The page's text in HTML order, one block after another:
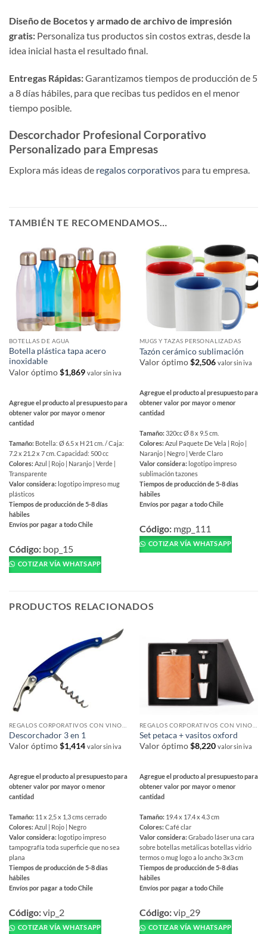
Diseño de Bocetos y armado de archivo de impresión
gratis: Personaliza tus productos sin costos extras, desde la
idea inicial hasta el resultado final.
Entregas Rápidas:Garantizamos tiempos de producción de 5
a 8 días hábiles, para que recibas tus pedidos en el menor
tiempo posible.
Descorchador Profesional Corporativo
Personalizado para Empresas
Explora más ideas de regalos corporativos para tu empresa.
TAMBIÉN TE RECOMENDAMOS…
BOTELLAS DE AGUA
Botella plástica tapa acero
inoxidable
Valor óptimo$1,869 valor sin iva
Agregue el producto al presupuesto para
obtener valor por mayor o menor
cantidad
Tamaño: Botella: Ø 6.5 x H 21 cm. / Caja:
7.2 x 21.2 x 7 cm. Capacidad: 500 cc
Colores: Azul | Rojo | Naranjo | Verde |
Transparente
Valor considera: logotipo impreso mug
plásticos
Tiempos de producción de 5-8 días
hábiles
Envíos por pagar a todo Chile
producto
tiene
múltiples
opciones
página
de
producto
Código: bop_15
COTIZAR VÍA WHATSAPP
MUGS Y TAZAS PERSONALIZADAS
Tazón cerámico sublimación
Valor óptimo$2,506 valor sin iva
Agregue el producto al presupuesto para
obtener valor por mayor o menor
cantidad
Tamaño:320cc Ø 8 x 9.5 cm.
Colores:Azul Paquete De Vela | Rojo |
Naranjo | Negro | Verde Claro
Valor considera: logotipo impreso
sublimación tazones
Tiempos de producción de 5-8 días
hábiles
Envíos por pagar a todo Chile
producto
tiene
múltiples
se
producto
Código: mgp_111
COTIZAR VÍA WHATSAPP
PRODUCTOS RELACIONADOS
Descorchador 3 en 1
Valor óptimo$1,414 valor sin iva
Agregue el producto al presupuesto para
obtener valor por mayor o menor
cantidad
Tamaño: 11 x 2,5 x 1,3 cms cerrado
Colores:Azul | Rojo | Negro
Valor considera: logotipo impreso
tampografía toda superficie que no sea
plana
Tiempos de producción de 5-8 días
hábiles
Envíos por pagar a todo Chile
producto
tiene
Código:vip_2
COTIZAR VÍA WHATSAPP
Set petaca + vasitos oxford
Valor óptimo$8,220 valor sin iva
Agregue el producto al presupuesto para
obtener valor por mayor o menor
cantidad
Tamaño: 19.4 x 17.4 x 4.3 cm
Colores:Café clar
Valor considera:Grabado láser una cara
sobre botellas metálicas botellas vidrio
termos o mug logo a lo ancho 3x3 cm
Tiempos de producción de 5-8 días
hábiles
Envíos por pagar a todo Chile
producto
tiene
Código:vip_29
COTIZAR VÍA WHATSAPP